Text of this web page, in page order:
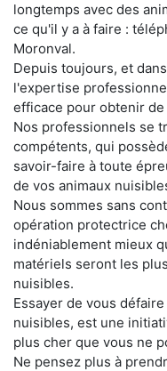
longtemps avec des
ce qu'il y a à faire :
Moronval.
Depuis toujours, et
l'expertise
efficace pour obtenir
Nos professionnels se
compétents, qui
savoir-faire à toute
de vos animaux
Nous sommes sans
opération protectrice
indéniablement mieux
matériels seront les
nuisibles.
Essayer de vous
nuisibles, est une
plus cher que vous ne
Ne pensez plus à